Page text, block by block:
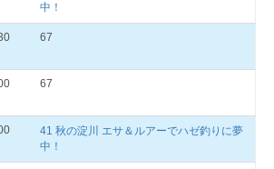
中！
67
67
41 秋の淀川 エサ＆ルアーでハゼ釣りに夢
中！